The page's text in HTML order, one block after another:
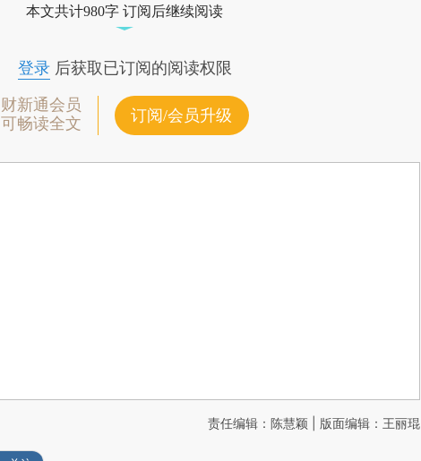
本文共计980字 订阅后继续阅读
登录后获取已订阅的阅读权限
财新通会员
可畅读全文
订阅/会员升级
责任编辑：陈慧颖 | 版面编辑：王丽琨